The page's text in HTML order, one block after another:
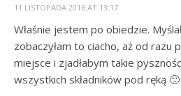
11 LISTOPADA 2016 AT 13:17
Właśnie jestem po obiedzie.
zobaczyłam to ciacho, aż od razu
miejsce i zjadłabym takie
wszystkich składników pod ręką 🙁